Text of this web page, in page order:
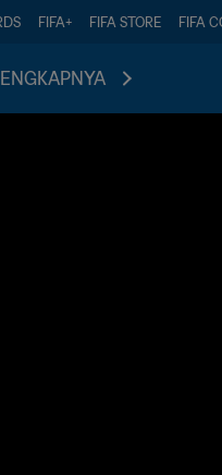
FIFA+ FIFA STORE FIFA